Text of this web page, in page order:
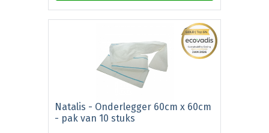
Natalis - Onderlegger 60cm x 60cm
- pak van 10 stuks